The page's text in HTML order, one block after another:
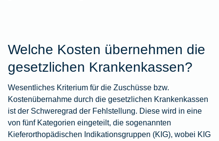
Welche Kosten übernehmen die
gesetzlichen Krankenkassen?
Wesentliches Kriterium für die Zuschüsse bzw.
Kostenübernahme durch die gesetzlichen Krankenkassen
ist der Schweregrad der Fehlstellung. Diese wird in eine
von fünf Kategorien eingeteilt, die sogenannten
Kieferorthopädischen Indikationsgruppen (KIG), wobei KIG